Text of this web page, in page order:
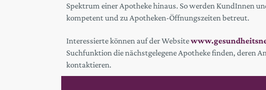
Spektrum einer Apotheke hinaus. So werden KundInnen
kompetent und zu Apotheken-Öffnungszeiten betreut.
Interessierte können auf der Website
Suchfunktion die nächstgelegene Apotheke finden, deren
kontaktieren.